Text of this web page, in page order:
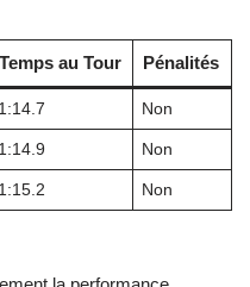
Temps au Tour Pénalités
1:14.7 Non
1:14.9 Non
1:15.2 Non